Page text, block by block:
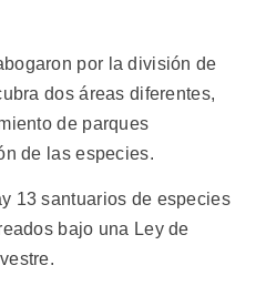
por la división de
dos áreas diferentes,
de parques
de las especies.
13 santuarios de especies
bajo una Ley de